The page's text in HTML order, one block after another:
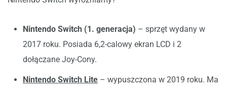
Nintendo Switch (1. generacja) – sprzęt wydany w
2017 roku. Posiada 6,2-calowy ekran LCD i 2
dołączane Joy-Cony.
Nintendo Switch Lite – wypuszczona w 2019 roku. Ma